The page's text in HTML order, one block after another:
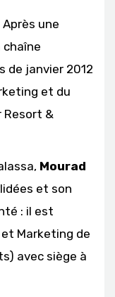
une
chaîne
de janvier 2012
et du
Resort &
Mourad
et son
: il est
Marketing de
avec siège à